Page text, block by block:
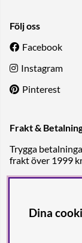
Följ oss
Facebook
Instagram
Pinterest
Frakt &
Trygga
frakt över 1999
Dina